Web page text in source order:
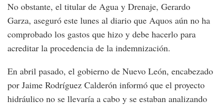
No obstante, el titular de Agua y Drenaje, Gerardo
Garza, aseguró este lunes al diario que Aquos aún no ha
comprobado los gastos que hizo y debe hacerlo para
acreditar la procedencia de la indemnización.
En abril pasado, el gobierno de Nuevo León, encabezado
por Jaime Rodríguez Calderón informó que el proyecto
hidráulico no se llevaría a cabo y se estaban analizando